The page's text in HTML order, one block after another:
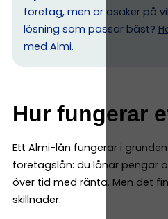
företag, men är osäker på
lösning som passar bäst?
med Almi.
Hur fungerar
Ett Almi-lån fungerar i
företagslån: du lånar pengar
över tid med ränta. Men det
skillnader.